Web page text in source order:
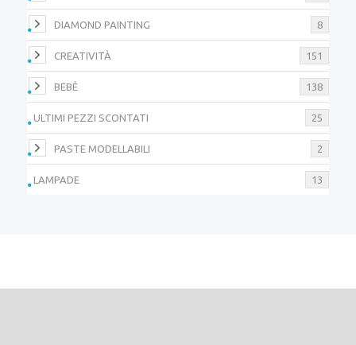
DIAMOND PAINTING 8
CREATIVITÀ 151
BEBÈ 138
ULTIMI PEZZI SCONTATI 25
PASTE MODELLABILI 2
LAMPADE 13